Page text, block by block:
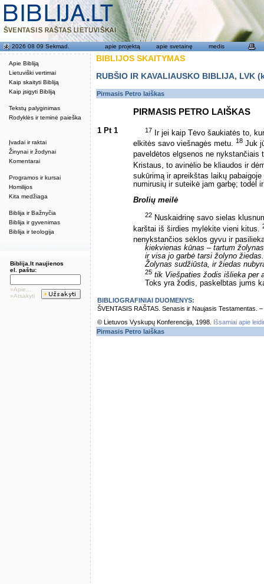
Apie Bibliją
Lietuviški vertimai
Kaip skaityti Bibliją
Kaip įsigyti Bibliją
Tekstų palyginimas
Rodyklės ir teminė paieška
Įvadai ir raktai
Žinynai ir žodynai
Komentarai
Programos ir kursai
Homilijos
Kita medžiaga
Biblija ir Bažnyčia
Biblija ir gyvenimas
Biblija ir teologija
2026 08 09 Sekmad. apie projektą apie svetainę medis
Biblija.lt naujienos
el. paštu:
»Apie...
»Atsakyti
BIBLIJOS SKAITYMAS
RUBŠIO IR KAVALIAUSKO BIBLIJA,
Pirmasis Petro laiškas
PIRMASIS PETRO LAIŠKAS
1 Pt 1 17 Ir jei kaip Tėvo šaukiatės to,
elkitės savo viešnagės metu. 18 Juk
paveldėtos elgsenos ne nykstančiais
Kristaus, to avinėlio be kliaudos ir
sukūrimą ir apreikštas laikų
numirusių ir suteikė jam garbę; todėl
Brolių meilė
22 Nuskaidrinę savo sielas
karštai iš širdies mylėkite vieni kitus.
nenykstančios sėklos gyvu ir
kiekvienas kūnas – tartum
ir visa jo garbė tarsi žolyno žiedas.
Žolynas sudžiūsta, ir žiedas
25 tik Viešpaties žodis išlieka per
Toks yra žodis, paskelbtas jums
BIBLIOGRAFINIAI DUOMENYS:
ŠVENTASIS RAŠTAS. Senasis ir Naujasis Testamentas.
© Lietuvos Vyskupų Konferencija, 1998.
Išsamiai apie
Pirmasis Petro laiškas